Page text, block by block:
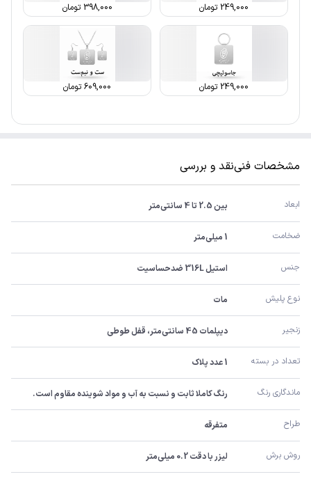
249,000 تومان 398,000 تومان
249,000 تومان 609,000تومان
مشخصات فنینقد و بررسی
ابعاد بین 2.5 تا 4 سانتی‌متر
ضخامت 1 میلی‌متر
جنس استیل 316L ضدحساسیت
نوع پلیش مات
زنجیر دیپلمات 45 سانتی‌متر، قفل طوطی
تعداد در بسته 1 عدد پلاک
ماندگاری رنگ رنگ کاملا ثابت و نسبت به آب و مواد شوینده مقاوم است.
طراح متفرقه
روش برش لیزر با دقت 0.2 میلی‌متر